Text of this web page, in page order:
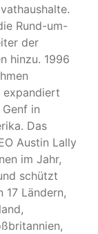
Rund-um-
der
hinzu. 1996
expandiert
in
Das
Austin Lally
im Jahr,
schützt
17 Ländern,